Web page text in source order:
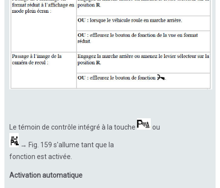
Le témoin de contrôle intégré à la touche ou
→ Fig. 159 s'allume tant que la
fonction est activée.
Activation automatique